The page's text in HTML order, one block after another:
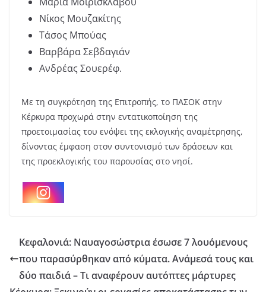
Νίκος Μουζακίτης
Τάσος Μπούας
Βαρβάρα Σεβδαγιάν
Ανδρέας Σουερέφ.
Με τη συγκρότηση της Επιτροπής, το ΠΑΣΟΚ στην
Κέρκυρα προχωρά στην εντατικοποίηση της
προετοιμασίας του ενόψει της εκλογικής αναμέτρησης,
δίνοντας έμφαση στον συντονισμό των δράσεων και
της προεκλογικής του παρουσίας στο νησί.
Κεφαλονιά: Ναυαγοσώστρια έσωσε 7 λουόμενους
που παρασύρθηκαν από κύματα. Ανάμεσά τους και
δύο παιδιά – Τι αναφέρουν αυτόπτες μάρτυρες